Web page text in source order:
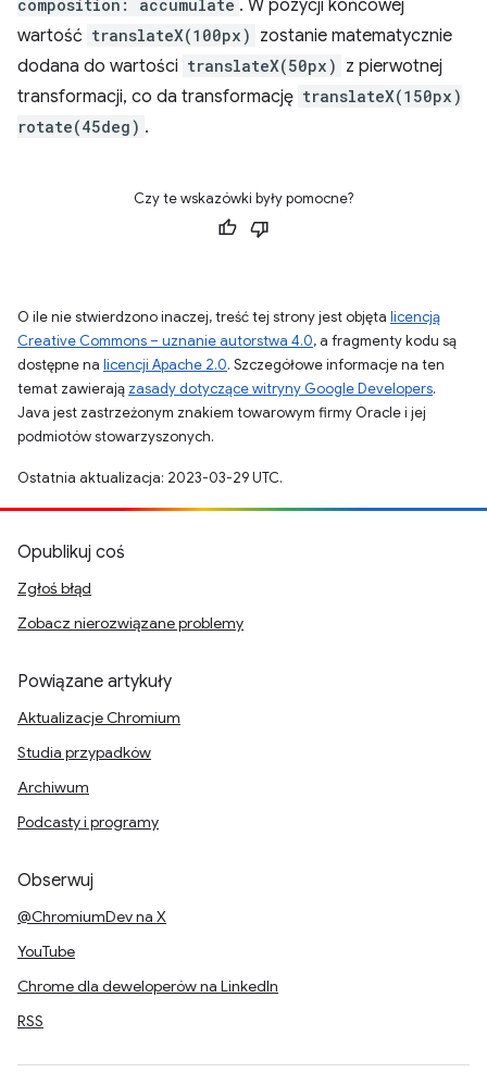
composition: accumulate . W pozycji końcowej
wartość translateX(100px) zostanie matematycznie
dodana do wartości translateX(50px) z pierwotnej
transformacji, co da transformację translateX(150px)
rotate(45deg) .
Czy te wskazówki były pomocne?
O ile nie stwierdzono inaczej, treść tej strony jest objęta licencją
Creative Commons – uznanie autorstwa 4.0, a fragmenty kodu są
dostępne na licencji Apache 2.0. Szczegółowe informacje na ten
temat zawierają zasady dotyczące witryny Google Developers.
Java jest zastrzeżonym znakiem towarowym firmy Oracle i jej
podmiotów stowarzyszonych.
Ostatnia aktualizacja: 2023-03-29 UTC.
Opublikuj coś
Zgłoś błąd
Zobacz nierozwiązane problemy
Powiązane artykuły
Aktualizacje Chromium
Studia przypadków
Archiwum
Podcasty i programy
Obserwuj
@ChromiumDev na X
YouTube
Chrome dla deweloperów na LinkedIn
RSS